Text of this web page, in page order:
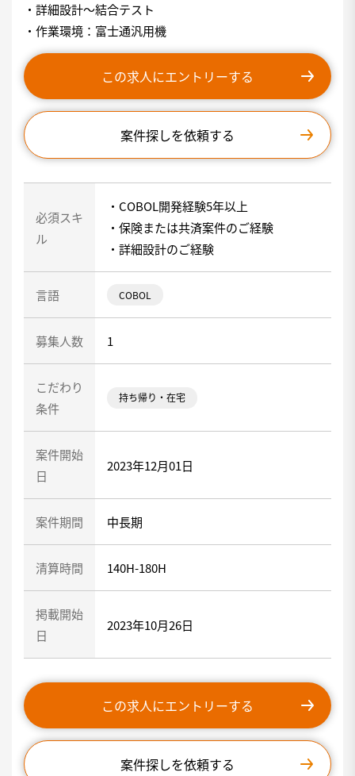
・詳細設計〜結合テスト
・作業環境：富士通汎用機
この求人にエントリーする
案件探しを依頼する
必須スキ
ル
・COBOL開発経験5年以上
・保険または共済案件のご経験
・詳細設計のご経験
言語 COBOL
募集人数 1
こだわり
条件
持ち帰り・在宅
案件開始
日
2023年12月01日
案件期間 中長期
清算時間 140H-180H
掲載開始
日
2023年10月26日
この求人にエントリーする
案件探しを依頼する